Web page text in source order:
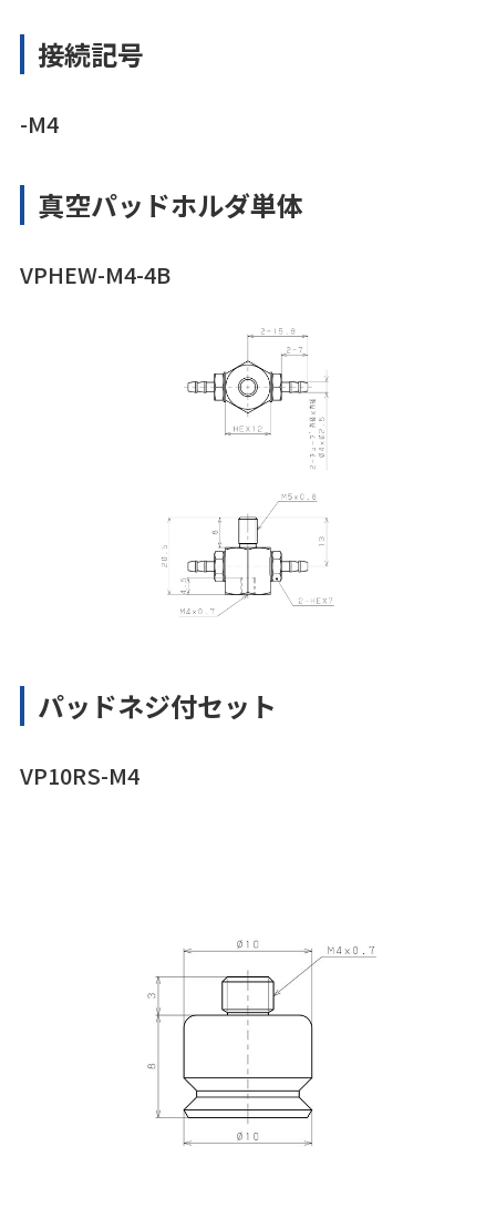
接続記号
-M4
真空パッドホルダ単体
VPHEW-M4-4B
パッドネジ付セット
VP10RS-M4